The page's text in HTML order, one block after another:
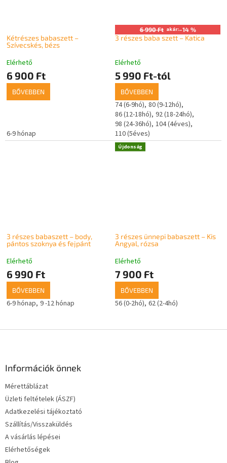
Kétrészes babaszett –
Szívecskés, bézs
Elérhető
6 900 Ft
BŐVEBBEN
6-9 hónap
6 990 Ft akár:–14 %
3 részes baba szett – Katica
Elérhető
5 990 Ft-tól
BŐVEBBEN
74 (6-9hó) 80 (9-12hó)
86 (12-18hó) 92 (18-24hó)
98 (24-36hó) 104 (4éves)
110 (5éves)
3 részes babaszett – body,
pántos szoknya és fejpánt
Elérhető
6 990 Ft
BŐVEBBEN
6-9 hónap 9 -12 hónap
Újdonság
3 részes ünnepi babaszett – Kis
Angyal, rózsa
Elérhető
7 900 Ft
BŐVEBBEN
56 (0-2hó) 62 (2-4hó)
Információk önnek
Mérettáblázat
Üzleti feltételek (ÁSZF)
Adatkezelési tájékoztató
Szállítás/Visszaküldés
A vásárlás lépései
Elérhetőségek